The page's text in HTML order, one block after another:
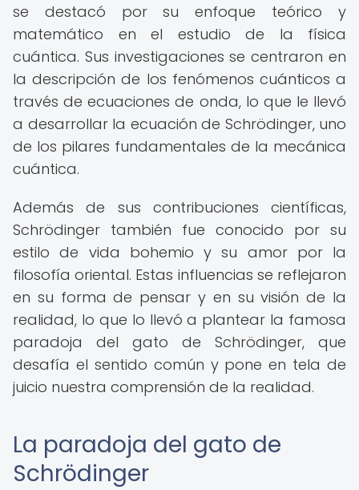
se destacó por su enfoque teórico y
matemático en el estudio de la física
cuántica. Sus investigaciones se centraron en
la descripción de los fenómenos cuánticos a
través de ecuaciones de onda, lo que le llevó
a desarrollar la ecuación de Schrödinger, uno
de los pilares fundamentales de la mecánica
cuántica.
Además de sus contribuciones científicas,
Schrödinger también fue conocido por su
estilo de vida bohemio y su amor por la
filosofía oriental. Estas influencias se reflejaron
en su forma de pensar y en su visión de la
realidad, lo que lo llevó a plantear la famosa
paradoja del gato de Schrödinger, que
desafía el sentido común y pone en tela de
juicio nuestra comprensión de la realidad.
La paradoja del gato de
Schrödinger